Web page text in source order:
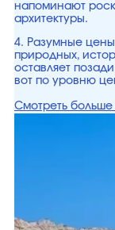
напоминают
архитектуры.
4. Разумные
природных,
оставляет
вот по уровню
Смотреть больше